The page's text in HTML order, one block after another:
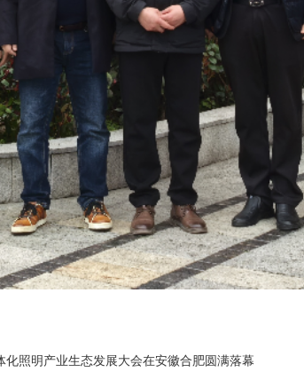
化照明产业生态发展大会在安徽合肥圆满落幕